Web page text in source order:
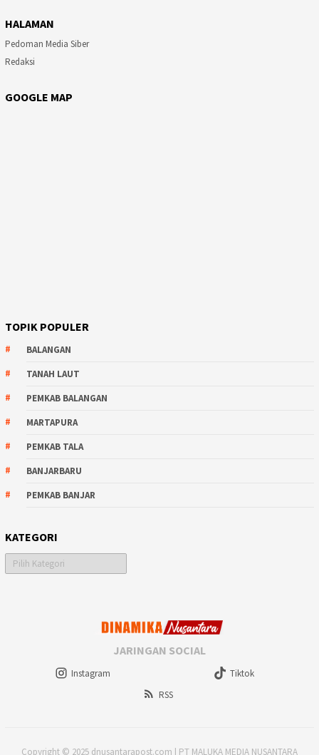
HALAMAN
Pedoman Media Siber
Redaksi
GOOGLE MAP
TOPIK POPULER
BALANGAN
TANAH LAUT
PEMKAB BALANGAN
MARTAPURA
PEMKAB TALA
BANJARBARU
PEMKAB BANJAR
KATEGORI
Kategori
JARINGAN SOCIAL
Instagram
Tiktok
RSS
Copyright © 2025 dnusantarapost.com | PT MALUKA MEDIA NUSANTARA